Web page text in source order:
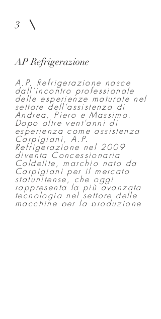
3
AP Refrigerazione
A.P. Refrigerazione nasce
dall’incontro professionale
delle esperienze maturate nel
settore dell’assistenza di
Andrea, Piero e Massimo.
Dopo oltre vent’anni di
esperienza come assistenza
Carpigiani, A.P.
Refrigerazione nel 2009
diventa Concessionaria
Coldelite, marchio nato da
Carpigiani per il mercato
statunitense, che oggi
rappresenta la più avanzata
tecnologia nel settore delle
macchine per la produzione